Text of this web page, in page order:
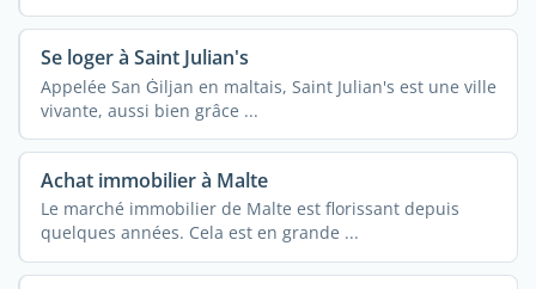
Se loger à Saint Julian's
Appelée San Ġiljan en maltais, Saint Julian's est une ville
vivante, aussi bien grâce ...
Achat immobilier à Malte
Le marché immobilier de Malte est florissant depuis
quelques années. Cela est en grande ...